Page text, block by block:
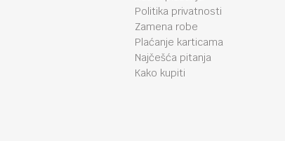
Politika privatnosti
Zamena robe
Plaćanje karticama
Najčešća pitanja
Kako kupiti